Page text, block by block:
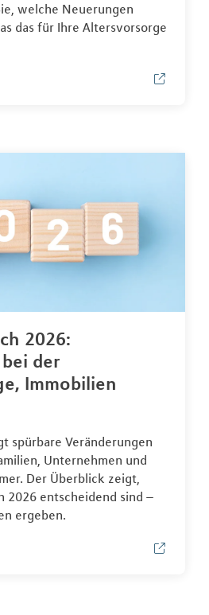
welche Neuerungen
das für Ihre Altersvorsorge
2026:
der
Immobilien
spürbare Veränderungen
Unternehmen und
Der Überblick zeigt,
2026 entscheidend sind –
ergeben.